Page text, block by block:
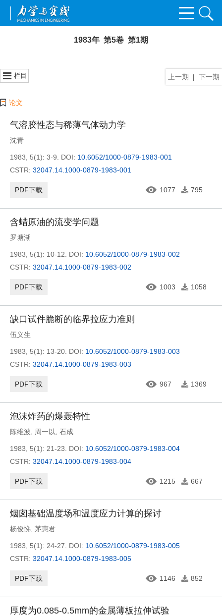
1983年 第5卷 第1期
上一期 | 下一期
栏目
论文
气溶胶性态与稀薄气体动力学
沈青
1983, 5(1): 3-9. DOI: 10.6052/1000-0879-1983-001
CSTR: 32047.14.1000-0879-1983-001
PDF下载 1077 795
含蜡原油的流变学问题
罗塘湖
1983, 5(1): 10-12. DOI: 10.6052/1000-0879-1983-002
CSTR: 32047.14.1000-0879-1983-002
PDF下载 1003 1058
缺口试件脆断的临界拉应力准则
伍义生
1983, 5(1): 13-20. DOI: 10.6052/1000-0879-1983-003
CSTR: 32047.14.1000-0879-1983-003
PDF下载 967 1369
泡沫炸药的爆轰特性
陈维波 周一以 石成
1983, 5(1): 21-23. DOI: 10.6052/1000-0879-1983-004
CSTR: 32047.14.1000-0879-1983-004
PDF下载 1215 667
烟囱基础温度场和温度应力计算的探讨
杨俊悌 茅惠君
1983, 5(1): 24-27. DOI: 10.6052/1000-0879-1983-005
CSTR: 32047.14.1000-0879-1983-005
PDF下载 1146 852
厚度为0.085-0.5mm的金属薄板拉伸试验